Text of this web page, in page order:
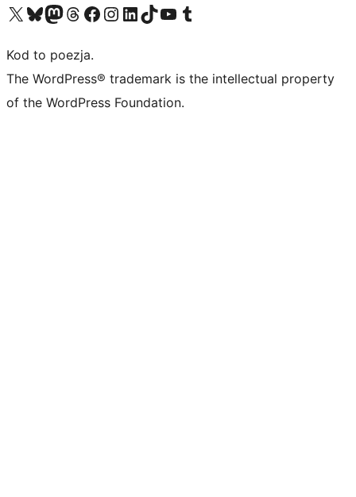
Odwiedź nasze konto X (dawniej Twitter)
Odwiedź nasze konto Bluesky
Odwiedź nasze konto na Mastodoncie
Odwiedź naszego Threadsa
Odwiedź naszego Facebooka
Odwiedź nasze konto na Instagramie
Odwiedź nasze konto na LinkedIn
Odwiedź naszego TikToka
Odwiedź nasz kanał YouTube
Odwiedź naszego Tumblra
Kod to poezja.
The WordPress® trademark is the intellectual property
of the WordPress Foundation.